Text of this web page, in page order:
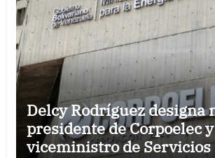
Delcy Rodríguez designa
presidente de Corpoelec
viceministro de Servicios